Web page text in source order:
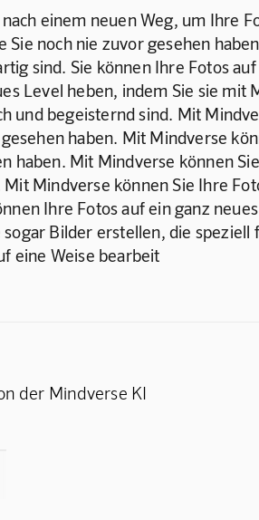
einem neuen Weg, um Ihre
Sie noch nie zuvor gesehen
sind. Sie können Ihre Fotos
Level heben, indem Sie sie
und begeisternd sind. Mit
haben. Mit Mindverse
haben. Mit Mindverse können
Mindverse können Sie Ihre
Ihre Fotos auf ein ganz
Bilder erstellen, die
eine Weise bearbeit
der Mindverse KI